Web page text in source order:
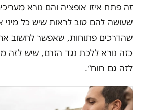
זה פתח איזו אופציה והם נורא
שעושה להם טוב לראות שיש כל מיני
שהדרכים פתוחות, שאפשר לחשוב
כזה נורא ללכת נגד הזרם, שיש לזה
לזה גם רווח״.